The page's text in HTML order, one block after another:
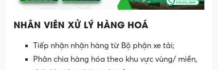
NHÂN VIÊN XỬ LÝ HÀNG HOÁ
Tiếp nhận nhận hàng từ Bộ phận xe tải;
Phân chia hàng hóa theo khu vực vùng/ miền,